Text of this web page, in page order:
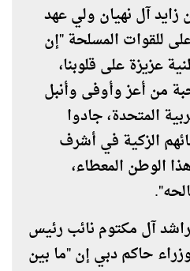
آل نهيان ولي عهد
للقوات المسلحة "إن
عزيزة على قلوبنا،
من أعز وأوفى وأنبل
المتحدة، جادوا
الزكية في أشرف
الوطن المعطاء،
آل مكتوم نائب رئيس
حاكم دبي إن "ما بين